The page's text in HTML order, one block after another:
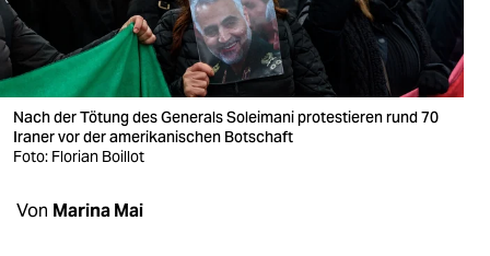
wahrheit
verlag
verlag
veranstaltungen
Nach der Tötung des Generals Soleimani protestieren rund 70
Iraner vor der amerikanischen Botschaft
Foto: Florian Boillot
Von Marina Mai